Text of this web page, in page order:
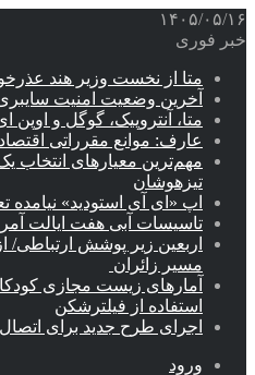
۱۴۰۵/۰۵/۱۶
خبر فوری
متا از نخست وزیر هند
آخرین وضعیت امنیت
متا، آنتروپیک، گوگل و
عارف: موانع مقرراتی
مهم‌ترین معیارهای انتخاب
تیزهوشان
اپ «ای آی استودید» نیامده
تاسیسات آبی هفت ایالت
اربعین زیر پوشش ارتباطی/
مسیر زائران
آمارهای زیست مجازی
استفاده از فیلترشکن
اجرای طرح جدید برای
ورود